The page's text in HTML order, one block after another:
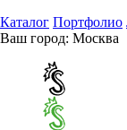
Каталог Портфолио
Ваш город: Москва